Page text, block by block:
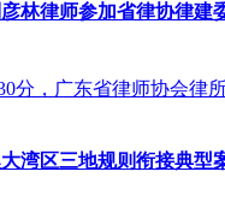
林律师参加省律协律建
分，广东省律师协会
湾区三地规则衔接典型